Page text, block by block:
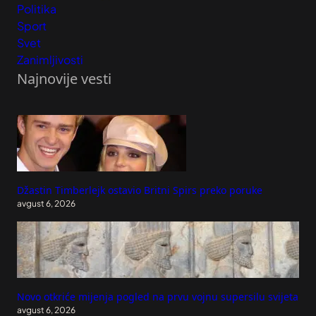
Politika
Sport
Svet
Zanimljivosti
Najnovije vesti
Džastin Timberlejk ostavio Britni Spirs preko poruke
avgust 6, 2026
Novo otkriće mijenja pogled na prvu vojnu supersilu svijeta
avgust 6, 2026